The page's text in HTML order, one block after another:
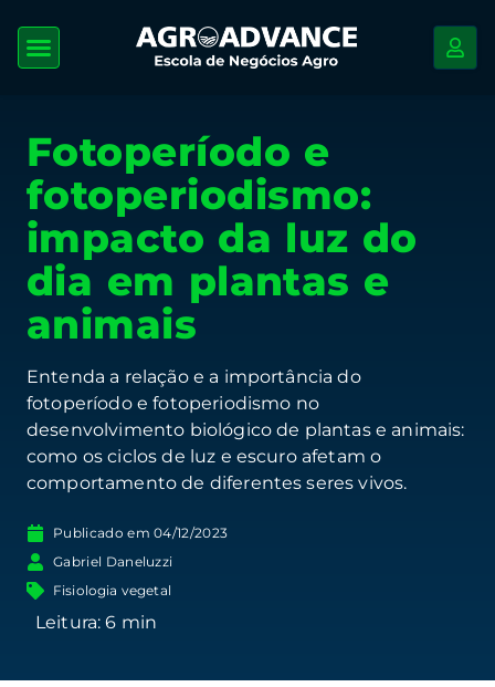
Fotoperíodo e
fotoperiodismo:
impacto da luz do
dia em plantas e
animais
Entenda a relação e a importância do
fotoperíodo e fotoperiodismo no
desenvolvimento biológico de plantas e animais:
como os ciclos de luz e escuro afetam o
comportamento de diferentes seres vivos.
Publicado em 04/12/2023
Gabriel Daneluzzi
Fisiologia vegetal